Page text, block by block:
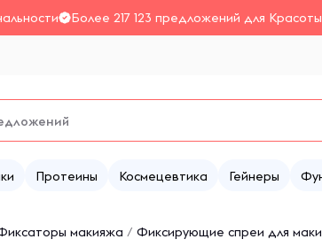
Более 217 123 предложений для
Протеины Космецевтика Гейнеры
макияжа / Фиксирующие спреи для